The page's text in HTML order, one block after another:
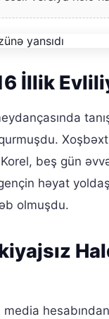
İllik
beş gün
həyat
olmuşdu.
media hesabından